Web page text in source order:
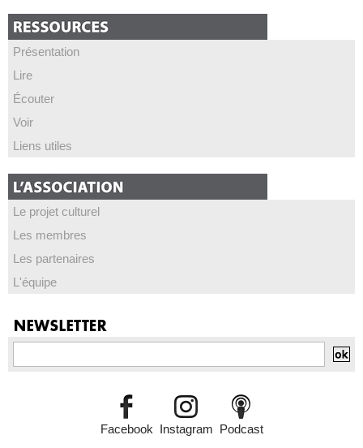
Présentation
Lire
Écouter
Voir
Liens utiles
Le projet culturel
Les membres
Les partenaires
L'équipe
Facebook Instagram Podcast